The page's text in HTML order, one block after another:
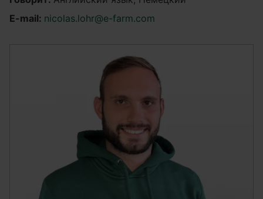
E-mail: nicolas.lohr@e-farm.com